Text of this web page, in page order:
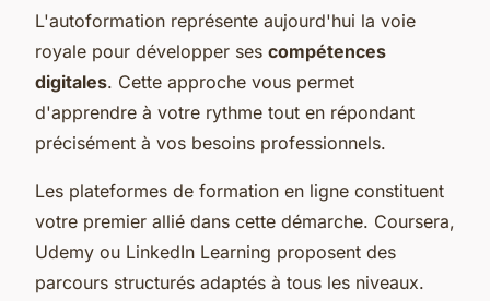
L'autoformation représente aujourd'hui la voie
royale pour développer ses compétences
digitales. Cette approche vous permet
d'apprendre à votre rythme tout en répondant
précisément à vos besoins professionnels.
Les plateformes de formation en ligne constituent
votre premier allié dans cette démarche. Coursera,
Udemy ou LinkedIn Learning proposent des
parcours structurés adaptés à tous les niveaux.